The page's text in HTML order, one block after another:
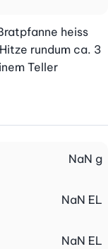
heiss
rundum ca. 3
Teller
NaN g
NaN EL
NaN EL